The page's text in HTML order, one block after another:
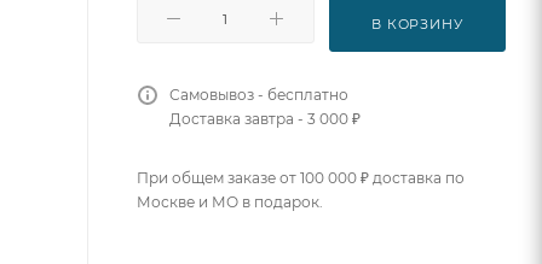
В КОРЗИНУ
Самовывоз - бесплатно
Доставка завтра - 3 000 ₽
При общем заказе от 100 000 ₽ доставка по
Москве и МО в подарок.